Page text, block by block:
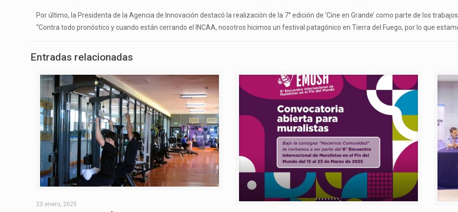
Por último, la Presidenta de la Agencia de Innovación destacó la realización de la 7° edición de ‘Cine en Grande’ como parte de los
“Contra todo pronóstico y cuando están cerrando el INCAA, nosotros hicimos un festival patagónico en Tierra del Fuego, por lo que
Entradas relacionadas
23 enero, 2025